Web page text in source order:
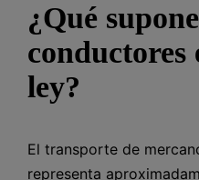
¿Qué
conductores
ley?
El transporte de
representa